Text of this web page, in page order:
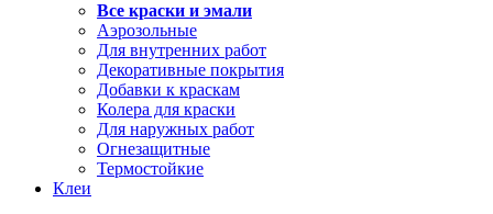
Все краски и эмали
Аэрозольные
Для внутренних работ
Декоративные покрытия
Добавки к краскам
Колера для краски
Для наружных работ
Огнезащитные
Термостойкие
Клеи